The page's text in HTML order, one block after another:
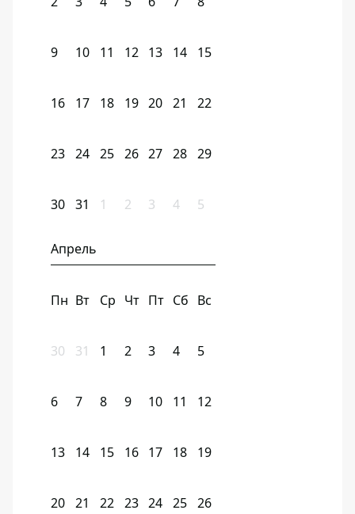
9 10 11 12 13 14 15
16 17 18 19 20 21 22
23 24 25 26 27 28 29
30 31 1 2 3 4 5
Апрель
Пн Вт Ср Чт Пт Сб Вс
30 31 1 2 3 4 5
6 7 8 9 10 11 12
13 14 15 16 17 18 19
20 21 22 23 24 25 26